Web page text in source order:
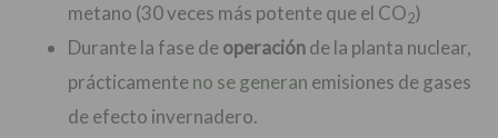
metano (30 veces más potente que el CO2)
Durante la fase deoperaciónde la planta nuclear,
prácticamenteno se generan emisiones de gases
de efecto invernadero.